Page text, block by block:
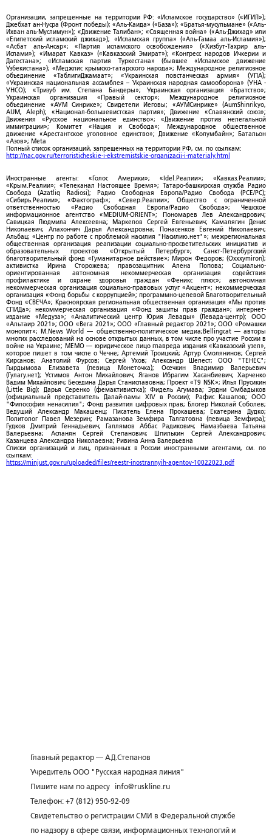
Организации, запрещенные на территории РФ: «Исламское государство» («ИГИЛ»);
Джебхат ан-Нусра (Фронт победы); «Аль-Каида» («База»); «Братья-мусульмане» («Аль-
Ихван аль-Муслимун»); «Движение Талибан»; «Священная война» («Аль-Джихад» или
«Египетский исламский джихад»); «Исламская группа» («Аль-Гамаа аль-Исламия»);
«Асбат аль-Ансар»; «Партия исламского освобождения» («Хизбут-Тахрир аль-
Ислами»); «Имарат Кавказ» («Кавказский Эмират»); «Конгресс народов Ичкерии и
Дагестана»; «Исламская партия Туркестана» (бывшее «Исламское движение
Узбекистана»); «Меджлис крымско-татарского народа»; Международное религиозное
объединение «ТаблигиДжамаат»; «Украинская повстанческая армия» (УПА);
«Украинская национальная ассамблея – Украинская народная самооборона» (УНА -
УНСО); «Тризуб им. Степана Бандеры»; Украинская организация «Братство»;
Украинская организация «Правый сектор»; Международное религиозное
объединение «АУМ Синрике»; Свидетели Иеговы; «АУМСинрике» (AumShinrikyo,
AUM, Aleph); «Национал-большевистская партия»; Движение «Славянский союз»;
Движения «Русское национальное единство»; «Движение против нелегальной
иммиграции»; Комитет «Нация и Свобода»; Международное общественное
движение «Арестантское уголовное единство»; Движение «Колумбайн»; Батальон
«Азов»; Meta
Полный список организаций, запрещенных на территории РФ, см. по ссылкам:
http://nac.gov.ru/terroristicheskie-i-ekstremistskie-organizacii-i-materialy.html
Иностранные агенты: «Голос Америки»; «Idel.Реалии»; «Кавказ.Реалии»;
«Крым.Реалии»; «Телеканал Настоящее Время»; Татаро-башкирская служба Радио
Свобода (Azatliq Radiosi); Радио Свободная Европа/Радио Свобода (PCE/PC);
«Сибирь.Реалии»; «Фактограф»; «Север.Реалии»; Общество с ограниченной
ответственностью «Радио Свободная Европа/Радио Свобода»; Чешское
информационное агентство «MEDIUM-ORIENT»; Пономарев Лев Александрович;
Савицкая Людмила Алексеевна; Маркелов Сергей Евгеньевич; Камалягин Денис
Николаевич; Апахончич Дарья Александровна; Понасенков Евгений Николаевич;
Альбац; «Центр по работе с проблемой насилия "Насилию.нет"»; межрегиональная
общественная организация реализации социально-просветительских инициатив и
образовательных проектов «Открытый Петербург»; Санкт-Петербургский
благотворительный фонд «Гуманитарное действие»; Мирон Федоров; (Oxxxymiron);
активистка Ирина Сторожева; правозащитник Алена Попова; Социально-
ориентированная автономная некоммерческая организация содействия
профилактике и охране здоровья граждан «Феникс плюс»; автономная
некоммерческая организация социально-правовых услуг «Акцент»; некоммерческая
организация «Фонд борьбы с коррупцией»; программно-целевой Благотворительный
Фонд «СВЕЧА»; Красноярская региональная общественная организация «Мы против
СПИДа»; некоммерческая организация «Фонд защиты прав граждан»; интернет-
издание «Медуза»; «Аналитический центр Юрия Левады» (Левада-центр); ООО
«Альтаир 2021»; ООО «Вега 2021»; ООО «Главный редактор 2021»; ООО «Ромашки
монолит»; M.News World — общественно-политическое медиа;Bellingcat — авторы
многих расследований на основе открытых данных, в том числе про участие России в
войне на Украине; МЕМО — юридическое лицо главреда издания «Кавказский узел»,
которое пишет в том числе о Чечне; Артемий Троицкий; Артур Смолянинов; Сергей
Кирсанов; Анатолий Фурсов; Сергей Ухов; Александр Шелест; ООО "ТЕНЕС";
Гырдымова Елизавета (певица Монеточка); Осечкин Владимир Валерьевич
(Гулагу.нет); Устимов Антон Михайлович; Яганов Ибрагим Хасанбиевич; Харченко
Вадим Михайлович; Беседина Дарья Станиславовна; Проект «T9 NSK»; Илья Прусикин
(Little Big); Дарья Серенко (фемактивистка); Фидель Агумава; Эрдни Омбадыков
(официальный представитель Далай-ламы XIV в России); Рафис Кашапов; ООО
"Философия ненасилия"; Фонд развития цифровых прав; Блогер Николай Соболев;
Ведущий Александр Макашенц; Писатель Елена Прокашева; Екатерина Дудко;
Политолог Павел Мезерин; Рамазанова Земфира Талгатовна (певица Земфира);
Гудков Дмитрий Геннадьевич; Галлямов Аббас Радикович; Намазбаева Татьяна
Валерьевна; Асланян Сергей Степанович; Шпилькин Сергей Александрович;
Казанцева Александра Николаевна; Ривина Анна Валерьевна
Списки организаций и лиц, признанных в России иностранными агентами, см. по
ссылкам:
https://minjust.gov.ru/uploaded/files/reestr-inostrannyih-agentov-10022023.pdf
Главный редактор — А.Д.Степанов
Учредитель ООО "Русская народная линия"
Пишите нам по адресу
info@ruskline.ru
Телефон: +7 (812) 950-92-09
Свидетельство о регистрации СМИ в Федеральной службе
по надзору в сфере связи, информационных технологий и